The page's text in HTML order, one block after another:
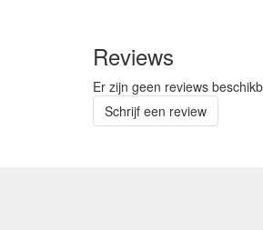
Reviews
Er zijn geen reviews
Schrijf een review